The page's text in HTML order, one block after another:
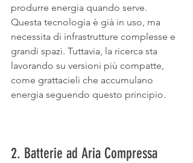
produrre energia quando serve.
Questa tecnologia è già in uso, ma
necessita di infrastrutture complesse e
grandi spazi. Tuttavia, la ricerca sta
lavorando su versioni più compatte,
come grattacieli che accumulano
energia seguendo questo principio.
2. Batterie ad Aria Compressa